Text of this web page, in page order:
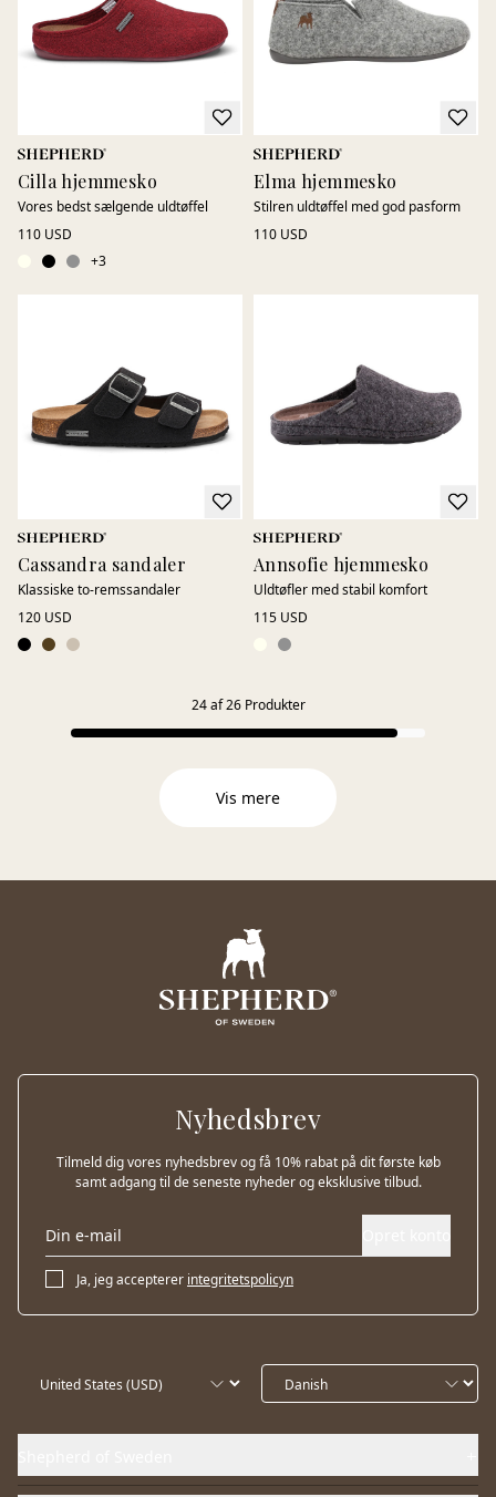
Cilla hjemmesko
Vores bedst sælgende uldtøffel
110 USD
+3
Elma hjemmesko
Stilren uldtøffel med god pasform
110 USD
Cassandra sandaler
Klassiske to-remssandaler
120 USD
Annsofie hjemmesko
Uldtøfler med stabil komfort
115 USD
24 af 26 Produkter
Vis mere
Nyhedsbrev
Tilmeld dig vores nyhedsbrev og få 10% rabat på dit første køb
samt adgang til de seneste nyheder og eksklusive tilbud.
Ja, jeg accepterer integritetspolicyn